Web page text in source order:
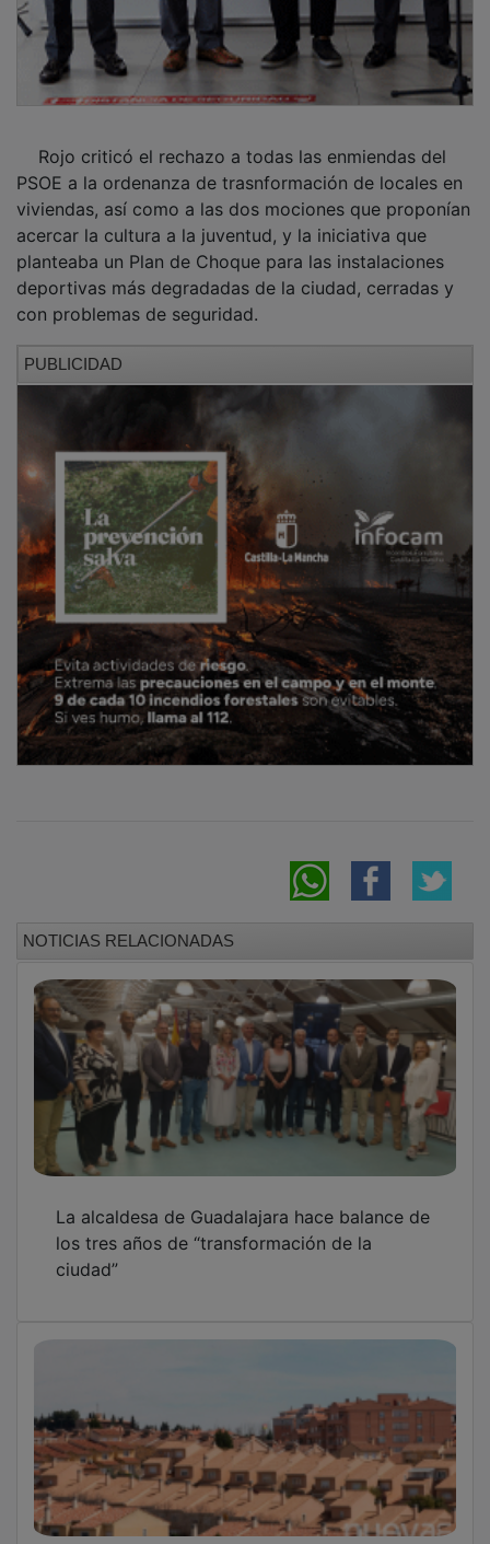
Rojo criticó el rechazo a todas las enmiendas del
PSOE a la ordenanza de trasnformación de locales en
viviendas, así como a las dos mociones que proponían
acercar la cultura a la juventud, y la iniciativa que
planteaba un Plan de Choque para las instalaciones
deportivas más degradadas de la ciudad, cerradas y
con problemas de seguridad.
PUBLICIDAD
NOTICIAS RELACIONADAS
La alcaldesa de Guadalajara hace balance de
los tres años de “transformación de la
ciudad”